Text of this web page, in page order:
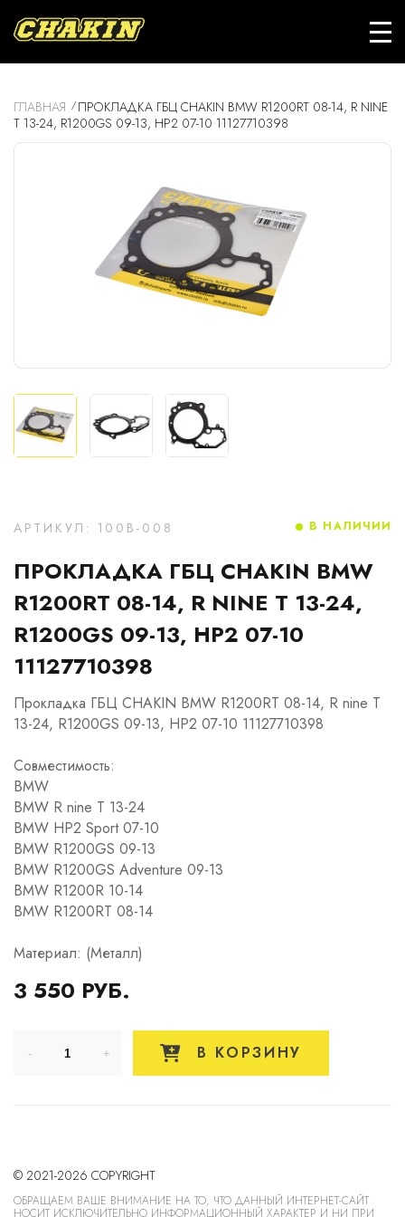
ГЛАВНАЯ
ПРОКЛАДКА ГБЦ CHAKIN BMW R1200RT 08-14, R NINE
T 13-24, R1200GS 09-13, HP2 07-10 11127710398
АРТИКУЛ: 100B-008
ПРОКЛАДКА ГБЦ CHAKIN BMW
R1200RT 08-14, R NINE T 13-24,
R1200GS 09-13, HP2 07-10
11127710398
Прокладка ГБЦ CHAKIN BMW R1200RT 08-14, R nine T
13-24, R1200GS 09-13, HP2 07-10 11127710398
Совместимость:
BMW
BMW R nine T 13-24
BMW HP2 Sport 07-10
BMW R1200GS 09-13
BMW R1200GS Adventure 09-13
BMW R1200R 10-14
BMW R1200RT 08-14
Материал: (Металл)
3 550 РУБ.
В НАЛИЧИИ
В КОРЗИНУ
© 2021-2026 COPYRIGHT
ОБРАЩАЕМ ВАШЕ ВНИМАНИЕ НА ТО, ЧТО ДАННЫЙ ИНТЕРНЕТ-САЙТ
НОСИТ ИСКЛЮЧИТЕЛЬНО ИНФОРМАЦИОННЫЙ ХАРАКТЕР И НИ ПРИ